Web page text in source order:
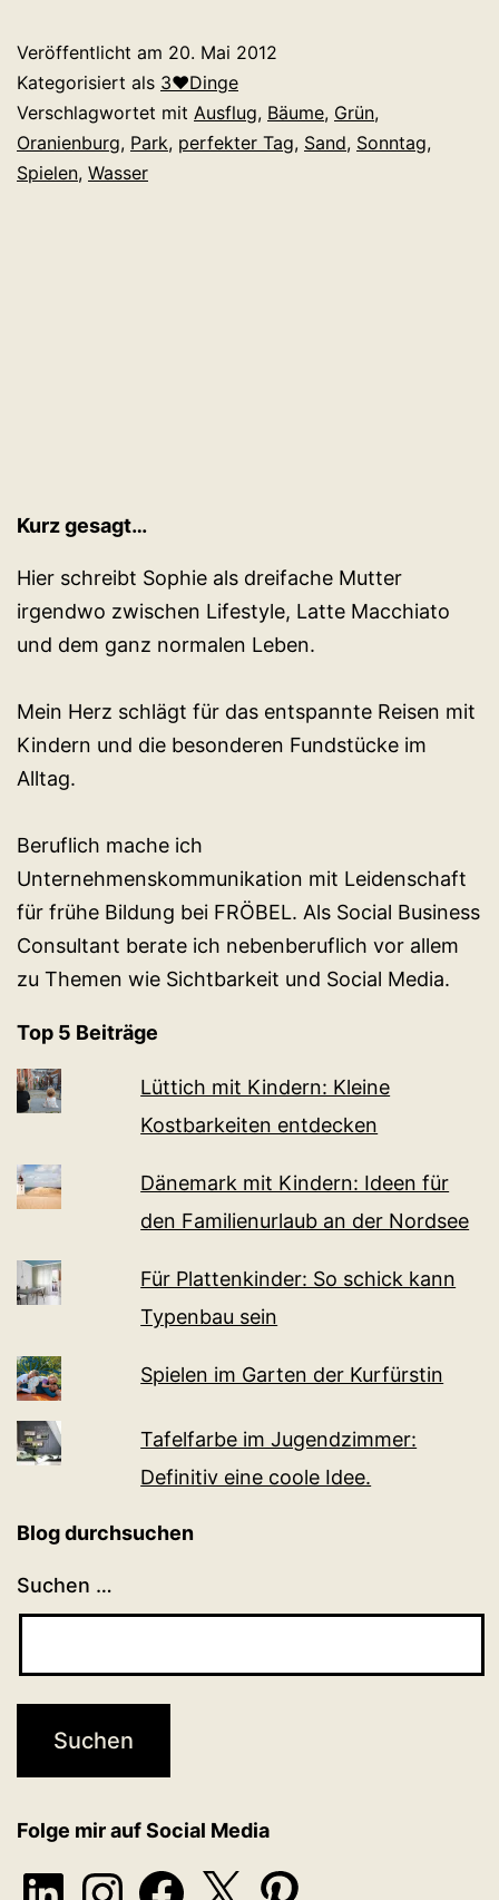
Veröffentlicht am 20. Mai 2012
Kategorisiert als 3♥Dinge
Verschlagwortet mit Ausflug, Bäume, Grün,
Oranienburg, Park, perfekter Tag, Sand, Sonntag,
Spielen, Wasser
Kurz gesagt…
Hier schreibt Sophie als dreifache Mutter
irgendwo zwischen Lifestyle, Latte Macchiato
und dem ganz normalen Leben.
Mein Herz schlägt für das entspannte Reisen mit
Kindern und die besonderen Fundstücke im
Alltag.
Beruflich mache ich
Unternehmenskommunikation mit Leidenschaft
für frühe Bildung bei FRÖBEL. Als Social Business
Consultant berate ich nebenberuflich vor allem
zu Themen wie Sichtbarkeit und Social Media.
Top 5 Beiträge
Lüttich mit Kindern: Kleine
Kostbarkeiten entdecken
Dänemark mit Kindern: Ideen für
den Familienurlaub an der Nordsee
Für Plattenkinder: So schick kann
Typenbau sein
Spielen im Garten der Kurfürstin
Tafelfarbe im Jugendzimmer:
Definitiv eine coole Idee.
Blog durchsuchen
Suchen …
Folge mir auf Social Media
LinkedInInstagramFacebook
X Pinterest